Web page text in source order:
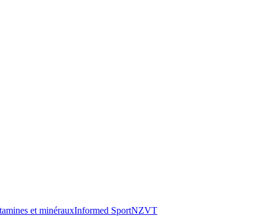
et minérauxInformed SportNZVT